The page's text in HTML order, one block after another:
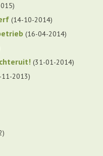
14-10-2014
16-04-2014
31-01-2014
2013